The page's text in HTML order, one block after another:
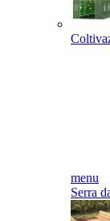
menu
Serra